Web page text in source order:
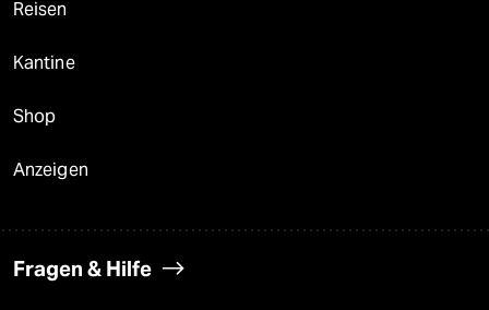
Reisen
Kantine
Shop
Anzeigen
Fragen & Hilfe